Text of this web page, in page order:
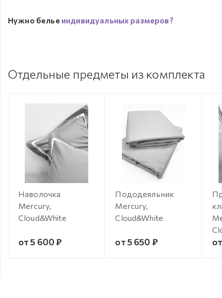
Нужно белье индивидуальных размеров?
Отдельные предметы из комплекта
Наволочка
Mercury,
Cloud&White
от 5 600 ₽
Пододеяльник
Mercury,
Cloud&White
от 5 650 ₽